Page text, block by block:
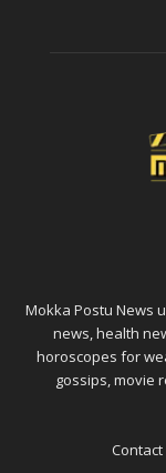
Mokka Postu News
news, health
horoscopes for
gossips, movie
Contact